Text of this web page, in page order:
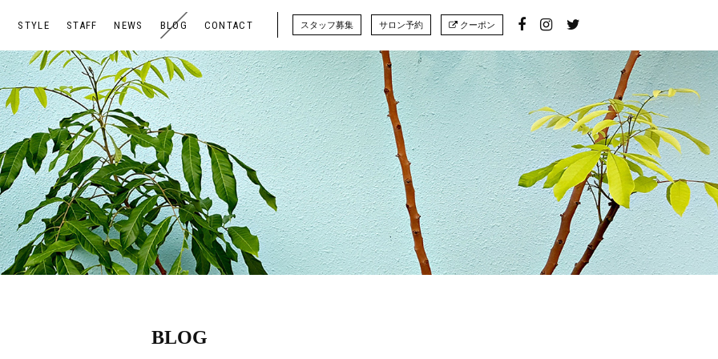
STYLE STAFF NEWS BLOG CONTACT スタッフ募集 サロン予約 クーポン
BLOG